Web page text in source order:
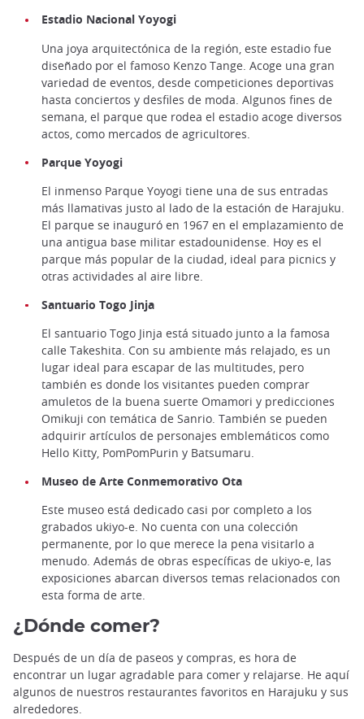
Estadio Nacional Yoyogi
Una joya arquitectónica de la región, este estadio fue
diseñado por el famoso Kenzo Tange. Acoge una gran
variedad de eventos, desde competiciones deportivas
hasta conciertos y desfiles de moda. Algunos fines de
semana, el parque que rodea el estadio acoge diversos
actos, como mercados de agricultores.
Parque Yoyogi
El inmenso Parque Yoyogi tiene una de sus entradas
más llamativas justo al lado de la estación de Harajuku.
El parque se inauguró en 1967 en el emplazamiento de
una antigua base militar estadounidense. Hoy es el
parque más popular de la ciudad, ideal para picnics y
otras actividades al aire libre.
Santuario Togo Jinja
El santuario Togo Jinja está situado junto a la famosa
calle Takeshita. Con su ambiente más relajado, es un
lugar ideal para escapar de las multitudes, pero
también es donde los visitantes pueden comprar
amuletos de la buena suerte Omamori y predicciones
Omikuji con temática de Sanrio. También se pueden
adquirir artículos de personajes emblemáticos como
Hello Kitty, PomPomPurin y Batsumaru.
Museo de Arte Conmemorativo Ota
Este museo está dedicado casi por completo a los
grabados ukiyo-e. No cuenta con una colección
permanente, por lo que merece la pena visitarlo a
menudo. Además de obras específicas de ukiyo-e, las
exposiciones abarcan diversos temas relacionados con
esta forma de arte.
¿Dónde comer?
Después de un día de paseos y compras, es hora de
encontrar un lugar agradable para comer y relajarse. He aquí
algunos de nuestros restaurantes favoritos en Harajuku y sus
alrededores.